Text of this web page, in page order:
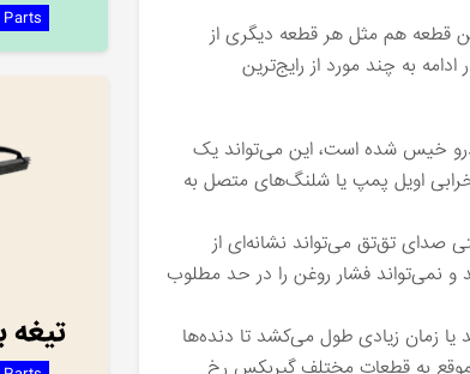
قطعه هم مثل هر قطعه دیگری از
به چند مورد از رایج‌ترین
خیس شده است، این می‌تواند یک
خرابی اویل پمپ یا شلنگ‌های متصل به
صدای تق‌تق می‌تواند نشانه‌ای از
نمی‌تواند فشار روغن را در حد مطلوب
زمان زیادی طول می‌کشد تا دنده‌ها
موقع به قطعات مختلف گیربکس رخ